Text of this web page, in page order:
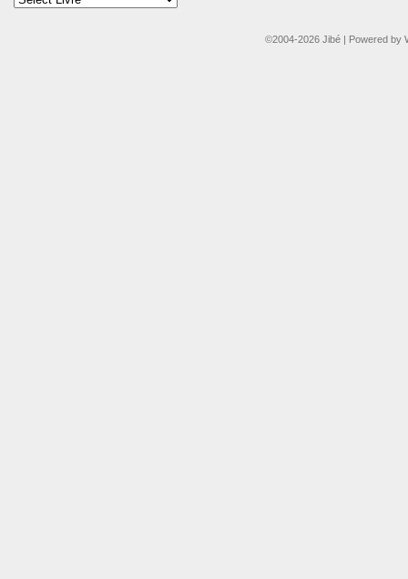
©2004-2026 Jibé | Powered by